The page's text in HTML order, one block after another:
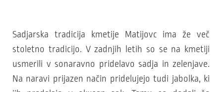
Sadjarska tradicija kmetije Matijovc ima že več
stoletno tradicijo. V zadnjih letih so se na kmetiji
usmerili v sonaravno pridelavo sadja in zelenjave.
Na naravi prijazen način pridelujejo tudi jabolka, ki